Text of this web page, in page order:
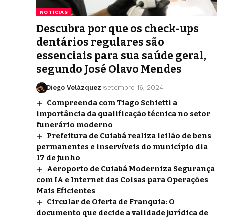
NOTÍCIAS
Descubra por que os check-ups
dentários regulares são
essenciais para sua saúde geral,
segundo José Olavo Mendes
Diego Velázquez setembro 16, 2024
Compreenda com Tiago Schietti a
importância da qualificação técnica no setor
funerário moderno
Prefeitura de Cuiabá realiza leilão de bens
permanentes e inservíveis do município dia
17 de junho
Aeroporto de Cuiabá Moderniza Segurança
com IA e Internet das Coisas para Operações
Mais Eficientes
Circular de Oferta de Franquia: O
documento que decide a validade jurídica de